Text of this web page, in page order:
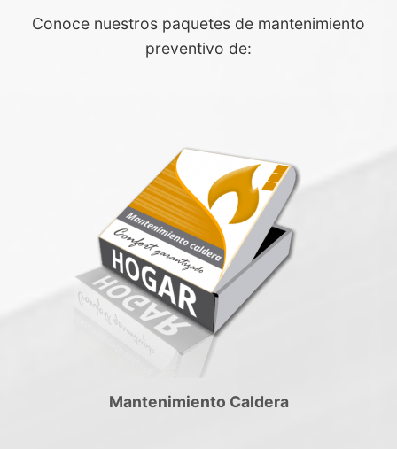
Conoce nuestros paquetes de mantenimiento
preventivo de:
Mantenimiento Caldera